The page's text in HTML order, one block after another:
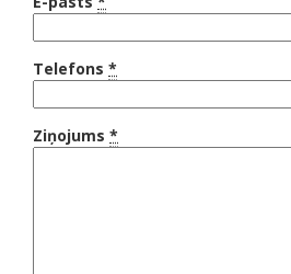
Telefons *
Ziņojums *